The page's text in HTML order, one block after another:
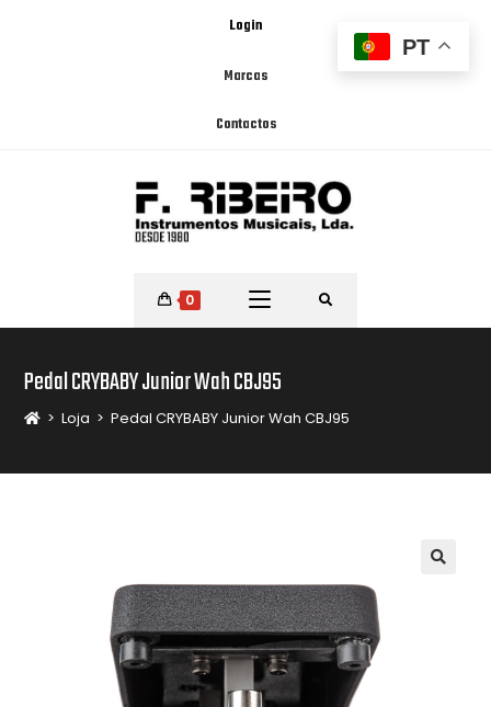
Login
Marcas
Contactos
0
Pedal CRYBABY Junior Wah CBJ95
> Loja > Pedal CRYBABY Junior Wah CBJ95
PT